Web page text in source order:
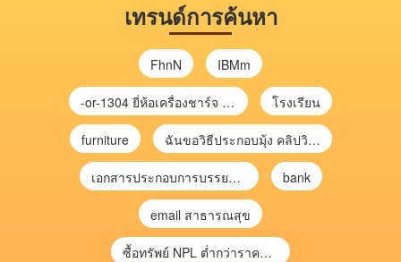
เทรนด์การค้นหา
FhnN IBMm
-or-1304 ยี่ห้อเครื่องชาร์จ chargecore โรงเรียน
furniture ฉันขอวิธีประกอบมุ้ง คลิปวิดีโอ การประกอบมุ้ง
เอกสารประกอบการบรรยาย การประเมินความเสี่ยงเพื่อวางแผนการตรวจสอบ \ bank
email สาธารณสุข
ซื้อทรัพย์ NPL ต่ำกว่าราคาตลาด 30-70% แบบไม่ต้องไปประมูล”